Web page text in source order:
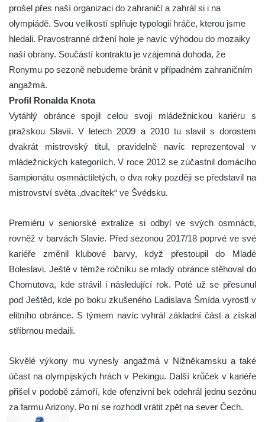
prošel přes naší organizaci do zahraničí a zahrál si i na
olympiádě. Svou velikostí splňuje typologii hráče, kterou jsme
hledali. Pravostranné držení hole je navíc výhodou do mozaiky
naší obrany. Součástí kontraktu je vzájemná dohoda, že
Ronymu po sezoně nebudeme bránit v případném zahraničním
angažmá.
Profil Ronalda Knota
Vytáhlý obránce spojil celou svoji mládežnickou kariéru s
pražskou Slavií. V letech 2009 a 2010 tu slavil s dorostem
dvakrát mistrovský titul, pravidelně navíc reprezentoval v
mládežnických kategoriích. V roce 2012 se zúčastnil domácího
šampionátu osmnáctiletých, o dva roky později se představil na
mistrovství světa „dvacítek“ ve Švédsku.
Premiéru v seniorské extralize si odbyl ve svých osmnácti,
rovněž v barvách Slavie. Před sezonou 2017/18 poprvé ve své
kariéře změnil klubové barvy, když přestoupil do Mladé
Boleslavi. Ještě v témže ročníku se mladý obránce stěhoval do
Chomutova, kde strávil i následující rok. Poté už se přesunul
pod Ještěd, kde po boku zkušeného Ladislava Šmída vyrostl v
elitního obránce. S týmem navíc vyhrál základní část a získal
stříbrnou medaili.
Skvělé výkony mu vynesly angažmá v Nižněkamsku a také
účast na olympijských hrách v Pekingu. Další krůček v kariéře
přišel v podobě zámoří, kde ofenzivní bek odehrál jednu sezónu
za farmu Arizony. Po ní se rozhodl vrátit zpět na sever Čech.